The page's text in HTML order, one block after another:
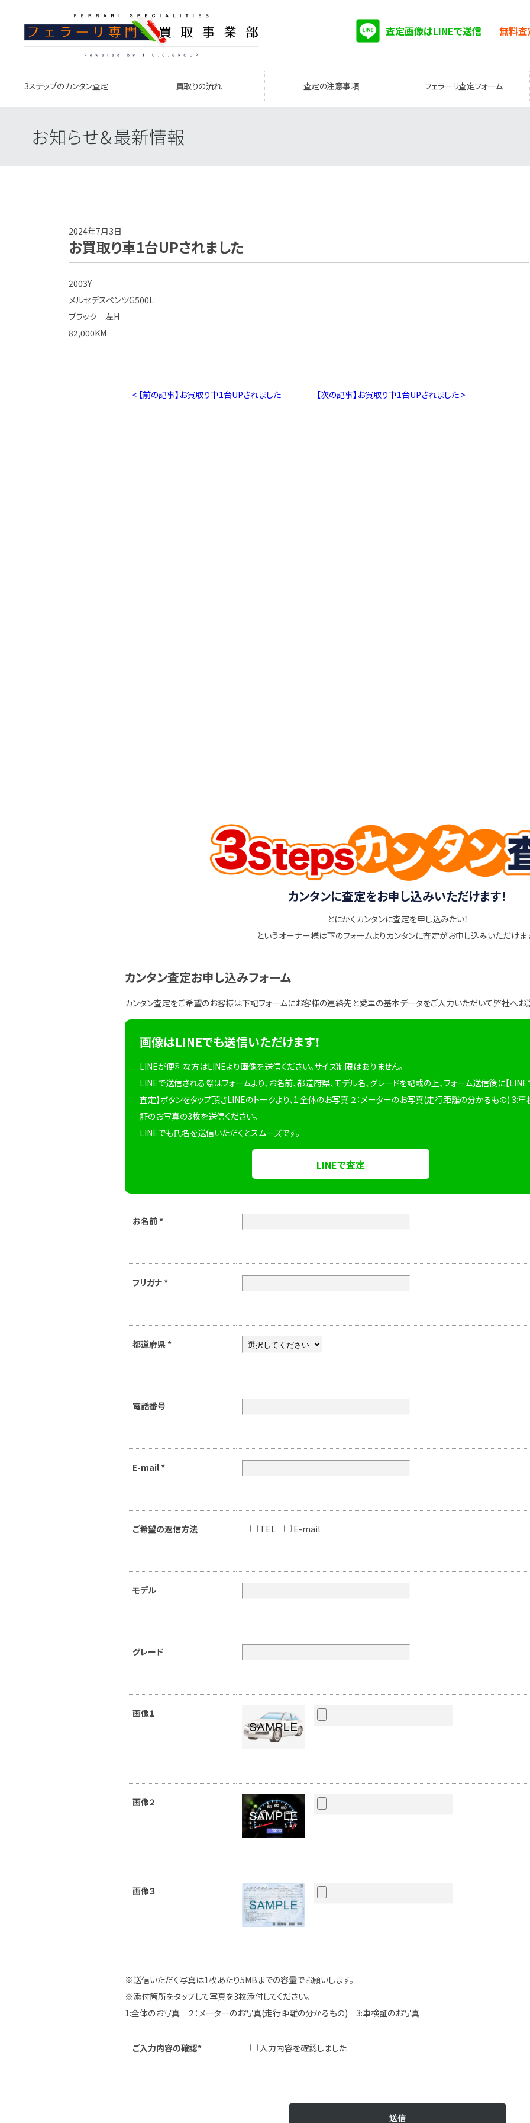
査定画像はLINEで送信 無料査
3ステップのカンタン査定 買取りの流れ 査定の注意事項 フェラーリ査定フォーム
お知らせ＆最新情報
2024年7月3日
お買取り車1台UPされました
2003Y
メルセデスベンツG500L
ブラック 左H
82,000KM
< 【前の記事】お買取り車1台UPされました 【次の記事】お買取り車1台UPされました >
カンタンに査定をお申し込みいただけます！
とにかくカンタンに査定を申し込みたい！
というオーナー様は下のフォームよりカンタンに査定がお申し込みいただけま
カンタン査定お申し込みフォーム
カンタン査定をご希望のお客様は下記フォームにお客様の連絡先と愛車の基本データをご入力いただいて弊社へお
画像はLINEでも送信いただけます！
LINEが便利な方はLINEより画像を送信ください。サイズ制限はありません。
LINEで送信される際はフォームより、お名前、都道府県、モデル名、グレードを記載の上、フォーム送信後に【LINE
査定】ボタンをタップ頂きLINEのトークより、1:全体のお写真 ２：メーターのお写真(走行距離の分かるもの) 3:車
証のお写真の3枚を送信ください。
LINEでも氏名を送信いただくとスムーズです。
LINEで査定
お名前 *
フリガナ *
都道府県 *
電話番号
E-mail *
ご希望の返信方法 TEL E-mail
モデル
グレード
画像１
画像２
画像３
※送信いただく写真は1枚あたり5MBまでの容量でお願いします。
※添付箇所をタップして写真を3枚添付してください。
1:全体のお写真 ２：メーターのお写真(走行距離の分かるもの) 3:車検証のお写真
ご入力内容の確認* 入力内容を確認しました